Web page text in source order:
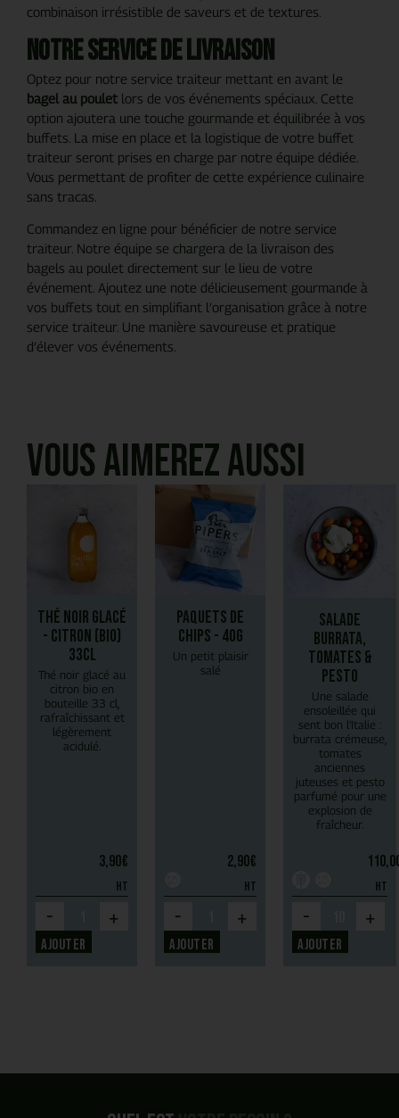
combinaison irrésistible de saveurs et de textures.
Notre service de livraison
Optez pour notre service traiteur mettant en avant le
bagel au poulet lors de vos événements spéciaux. Cette
option ajoutera une touche gourmande et équilibrée à vos
buffets. La mise en place et la logistique de votre buffet
traiteur seront prises en charge par notre équipe dédiée.
Vous permettant de profiter de cette expérience culinaire
sans tracas.
Commandez en ligne pour bénéficier de notre service
traiteur. Notre équipe se chargera de la livraison des
bagels au poulet directement sur le lieu de votre
événement. Ajoutez une note délicieusement gourmande à
vos buffets tout en simplifiant l’organisation grâce à notre
service traiteur. Une manière savoureuse et pratique
d’élever vos événements.
Vous aimerez aussi
Thé Noir Glacé
- Citron (bio)
33cl
Thé noir glacé au
citron bio en
bouteille 33 cl,
rafraîchissant et
légèrement
acidulé.
3,90€
HT
- +
Ajouter
Paquets de
chips - 40g
Un petit plaisir
salé
2,90€
HT
- +
Ajouter
Salade
Burrata,
tomates &
pesto
Une salade
ensoleillée qui
sent bon l’Italie :
burrata crémeuse,
tomates
anciennes
juteuses et pesto
parfumé pour une
explosion de
fraîcheur.
HT
- +
Ajouter